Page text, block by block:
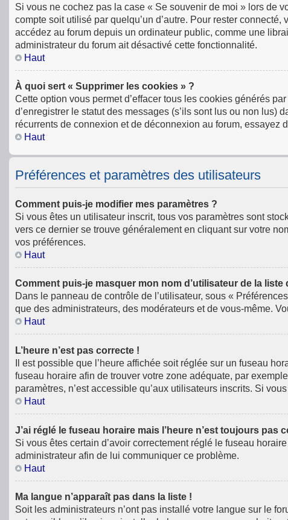
Si vous ne cochez pas la case « Se souvenir de moi » lors de
compte soit utilisé par quelqu’un d’autre. Pour rester
accédez au forum depuis un ordinateur public, comme une
administrateur du forum ait désactivé cette fonctionnalité.
Haut
À quoi sert « Supprimer les cookies » ?
Cette option vous permet d’effacer tous les cookies générés
d’enregistrer le statut des messages (s’ils sont lus ou non
récurrents de connexion et de déconnexion au forum, essayez
Haut
Préférences et paramètres des utilisateurs
Comment puis-je modifier mes paramètres ?
Si vous êtes un utilisateur inscrit, tous vos paramètres sont
vers ce dernier se trouve généralement en cliquant sur votre
vos préférences.
Haut
Comment puis-je masquer mon nom d’utilisateur de la
Dans le panneau de contrôle de l’utilisateur, sous «
que des administrateurs, des modérateurs et de vous-même.
Haut
L’heure n’est pas correcte !
Il est possible que l’heure affichée soit réglée sur un fuseau
fuseau horaire afin de trouver votre zone adéquate, par
paramètres, n’est accessible qu’aux utilisateurs inscrits. Si
Haut
J’ai réglé le fuseau horaire mais l’heure n’est toujours pas
Si vous êtes certain d’avoir correctement réglé le fuseau
administrateur afin de lui communiquer ce problème.
Haut
Ma langue n’apparaît pas dans la liste !
Soit les administrateurs n’ont pas installé votre langue sur le